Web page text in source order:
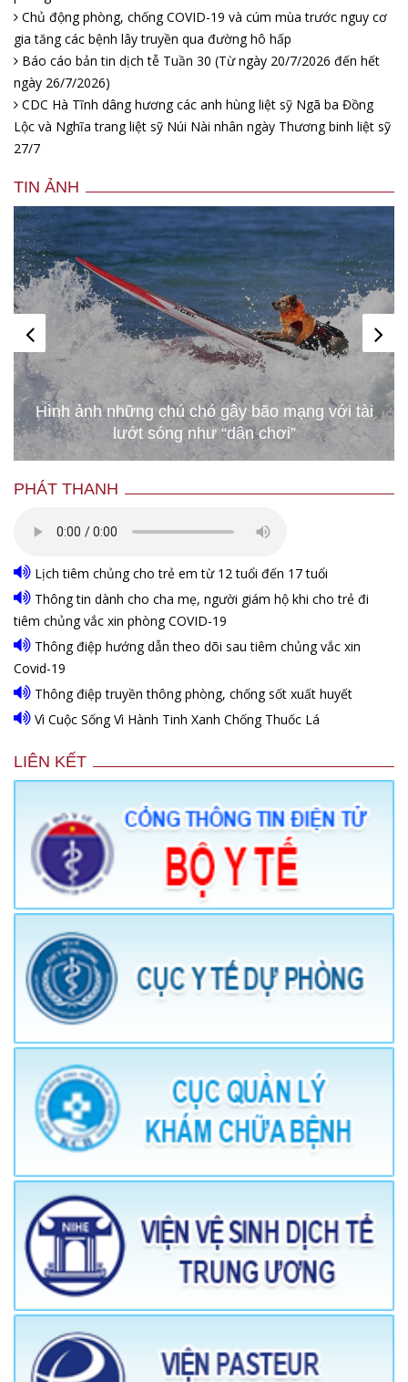
Chủ động phòng, chống COVID-19 và cúm mùa trước nguy cơ
gia tăng các bệnh lây truyền qua đường hô hấp
Báo cáo bản tin dịch tễ Tuần 30 (Từ ngày 20/7/2026 đến hết
ngày 26/7/2026)
CDC Hà Tĩnh dâng hương các anh hùng liệt sỹ Ngã ba Đồng
Lộc và Nghĩa trang liệt sỹ Núi Nài nhân ngày Thương binh liệt sỹ
27/7
TIN ẢNH
Hình ảnh những chú chó gây bão mạng với tài
lướt sóng như “dân chơi”
PHÁT THANH
Lịch tiêm chủng cho trẻ em từ 12 tuổi đến 17 tuổi
Thông tin dành cho cha mẹ, người giám hộ khi cho trẻ đi
tiêm chủng vắc xin phòng COVID-19
Thông điệp hướng dẫn theo dõi sau tiêm chủng vắc xin
Covid-19
Thông điệp truyền thông phòng, chống sốt xuất huyết
Vì Cuộc Sống Vì Hành Tinh Xanh Chống Thuốc Lá
LIÊN KẾT